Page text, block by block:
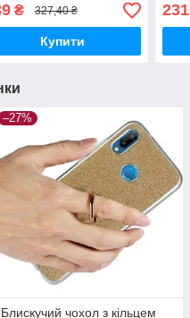
₴ 327,40 ₴
Купити
231
–27%
Блискучий чохол з кільцем